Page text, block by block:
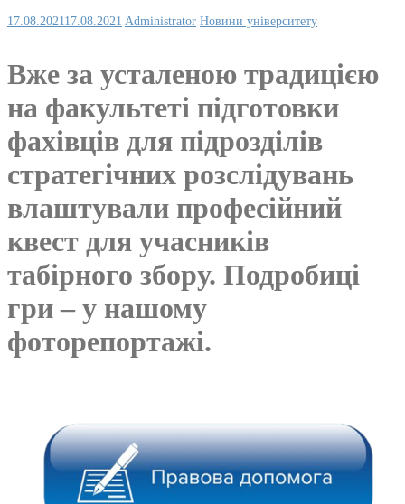
17.08.202117.08.2021 Administrator Новини університету
Вже за усталеною традицією
на факультеті підготовки
фахівців для підрозділів
стратегічних розслідувань
влаштували професійний
квест для учасників
табірного збору. Подробиці
гри – у нашому
фоторепортажі.